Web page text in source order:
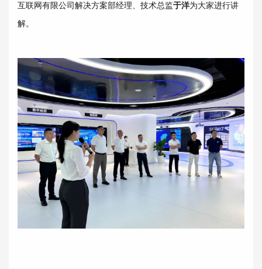
互联网有限公司解决方案部经理、技术总监于洋为大家进行讲
解。